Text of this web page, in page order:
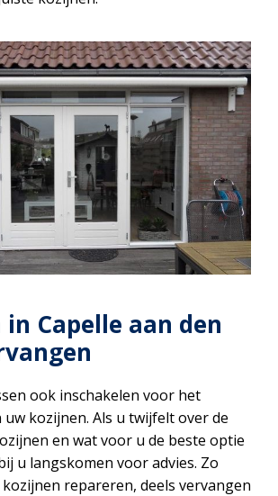
in Capelle aan den
ook inschakelen voor het
kozijnen. Als u twijfelt over de
en wat voor u de beste optie
u langskomen voor advies. Zo
repareren, deels vervangen